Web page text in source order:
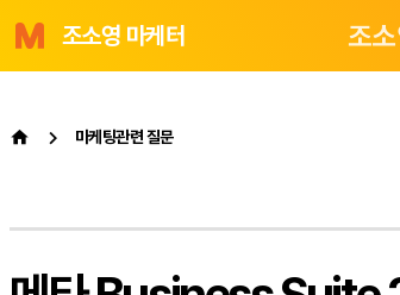
조소영 마케터 조
마케팅관련 질문